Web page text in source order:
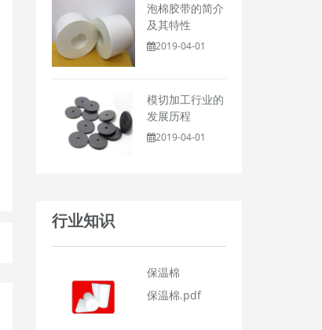
泡棉胶带的简介
及其特性
2019-04-01
模切加工行业的
发展历程
2019-04-01
行业知识
保温棉
保温棉.pdf